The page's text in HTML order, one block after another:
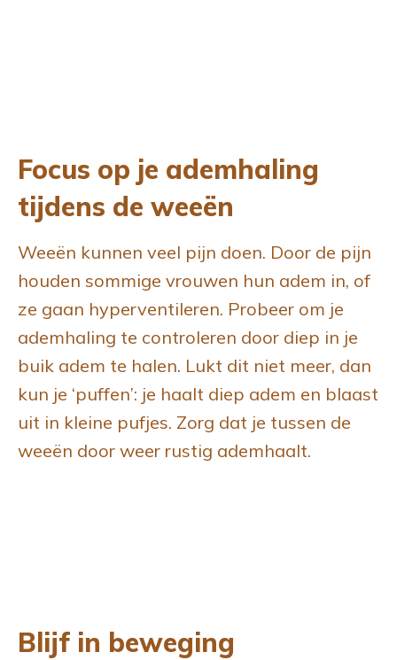
Focus op je ademhaling
tijdens de weeën
Weeën kunnen veel pijn doen. Door de pijn
houden sommige vrouwen hun adem in, of
ze gaan hyperventileren. Probeer om je
ademhaling te controleren door diep in je
buik adem te halen. Lukt dit niet meer, dan
kun je ‘puffen’: je haalt diep adem en blaast
uit in kleine pufjes. Zorg dat je tussen de
weeën door weer rustig ademhaalt.
Blijf in beweging